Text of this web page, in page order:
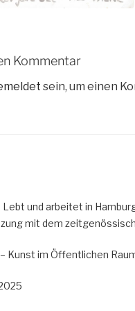
Kommentar
sein, um einen
Lebt und arbeitet in
mit dem
Kunst im Öffentlichen